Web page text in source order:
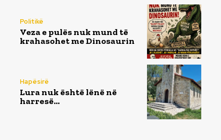
Politikë
Veza e pulës nuk mund të
krahasohet me Dinosaurin
Hapësirë
Lura nuk është lënë në
harresë…